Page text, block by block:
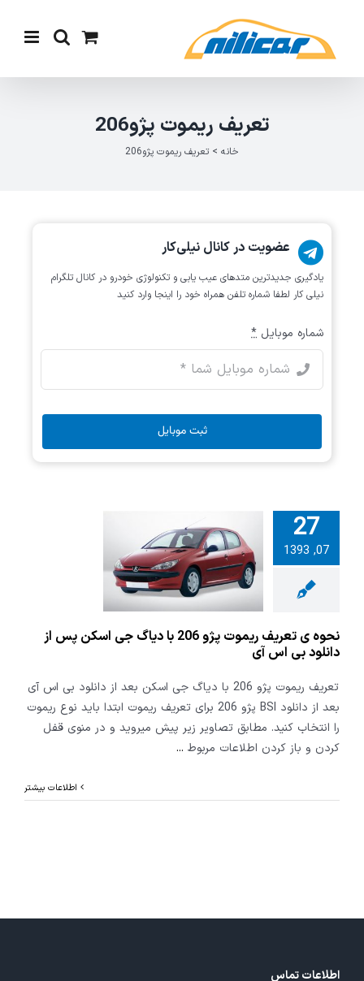
content
تعریف ریموت پژو206
خانه > تعریف ریموت پژو206
27
07, 1393
ی تعریف
ریموت پژو 206 با
اسکن پس
بی اس آی
نحوه ی تعریف ریموت پژو 206 با دیاگ جی اسکن پس از
دانلود بی اس آی
تعریف ریموت پژو 206 با دیاگ جی اسکن بعد از دانلود بی اس آی
بعد از دانلود BSI پژو 206 برای تعریف ریموت ابتدا باید نوع ریموت
را انتخاب کنید. مطابق تصاویر زیر پیش میروید و در منوی قفل
کردن و باز کردن اطلاعات مربوط ...
اطلاعات بیشتر
عضویت در کانال نیلی‌کار
یادگیری جدیدترین متد‌های عیب یابی‌ و تکنولوژی خودرو در کانال تلگرام
نیلی کار لطفا شماره تلفن همراه خود را اینجا وارد کنید
شماره موبایل *
ثبت موبایل
اطلاعات تماس